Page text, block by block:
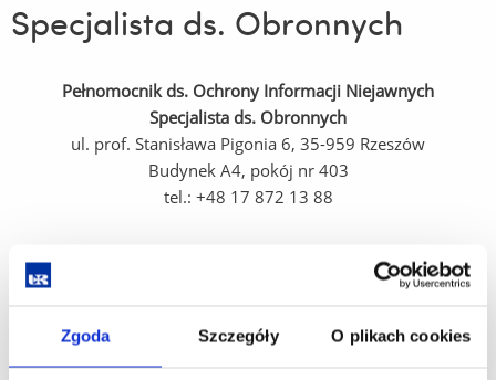
Zgoda Szczegóły O plikach cookies
Specjalista ds. Obronnych
Pełnomocnik ds. Ochrony Informacji Niejawnych
Specjalista ds. Obronnych
ul. prof. Stanisława Pigonia 6, 35-959 Rzeszów
Budynek A4, pokój nr 403
tel.: +48 17 872 13 88
mgr Piotr Rożek
tel.: +48 17 872 13 88